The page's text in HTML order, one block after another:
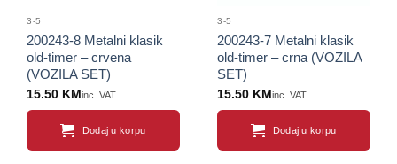
3-5
200243-8 Metalni klasik
old-timer – crvena
(VOZILA SET)
15.50 KM inc. VAT
Dodaj u korpu
3-5
200243-7 Metalni klasik
old-timer – crna (VOZILA
SET)
15.50 KM inc. VAT
Dodaj u korpu